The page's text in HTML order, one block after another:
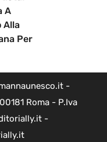
A
Alla
Per
-
Roma - P.Iva
-